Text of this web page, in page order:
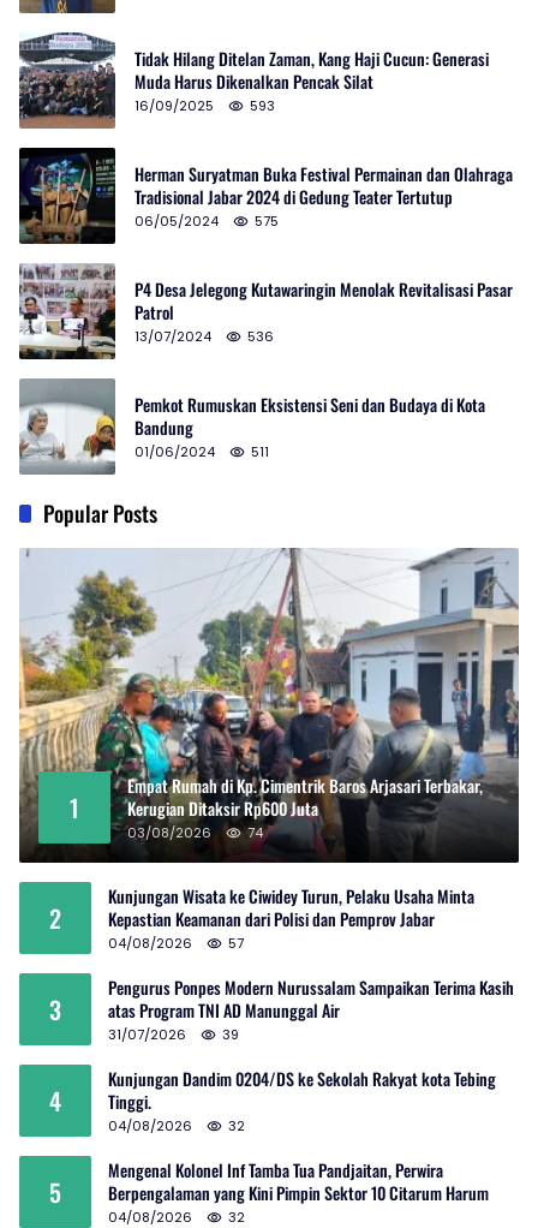
Tidak Hilang Ditelan Zaman, Kang Haji Cucun: Generasi
Muda Harus Dikenalkan Pencak Silat
16/09/2025 593
Herman Suryatman Buka Festival Permainan dan Olahraga
Tradisional Jabar 2024 di Gedung Teater Tertutup
06/05/2024 575
P4 Desa Jelegong Kutawaringin Menolak Revitalisasi Pasar
Patrol
13/07/2024 536
Pemkot Rumuskan Eksistensi Seni dan Budaya di Kota
Bandung
01/06/2024 511
Popular Posts
1
Empat Rumah di Kp. Cimentrik Baros Arjasari Terbakar,
Kerugian Ditaksir Rp600 Juta
03/08/2026 74
2
Kunjungan Wisata ke Ciwidey Turun, Pelaku Usaha Minta
Kepastian Keamanan dari Polisi dan Pemprov Jabar
04/08/2026 57
3
Pengurus Ponpes Modern Nurussalam Sampaikan Terima Kasih
atas Program TNI AD Manunggal Air
31/07/2026 39
4
Kunjungan Dandim 0204/DS ke Sekolah Rakyat kota Tebing
Tinggi.
04/08/2026 32
5
Mengenal Kolonel Inf Tamba Tua Pandjaitan, Perwira
Berpengalaman yang Kini Pimpin Sektor 10 Citarum Harum
04/08/2026 32